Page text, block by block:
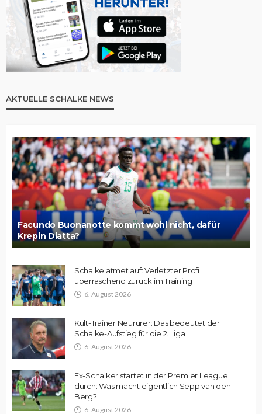
AKTUELLE SCHALKE NEWS
Facundo Buonanotte kommt wohl nicht, dafür
Krepin Diatta?
Schalke atmet auf: Verletzter Profi
überraschend zurück im Training
6. August 2026
Kult-Trainer Neururer: Das bedeutet der
Schalke-Aufstieg für die 2. Liga
6. August 2026
Ex-Schalker startet in der Premier League
durch: Was macht eigentlich Sepp van den
Berg?
6. August 2026